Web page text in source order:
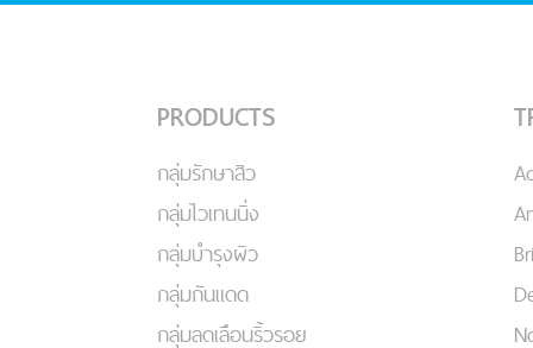
PRODUCTS
กลุ่มรักษาสิว
กลุ่มไวเทนนิ่ง
กลุ่มบำรุงผิว
กลุ่มกันแดด
กลุ่มลดเลือนริ้วรอย